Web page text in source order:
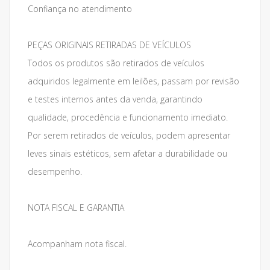
Confiança no atendimento
PEÇAS ORIGINAIS RETIRADAS DE VEÍCULOS
Todos os produtos são retirados de veículos
adquiridos legalmente em leilões, passam por revisão
e testes internos antes da venda, garantindo
qualidade, procedência e funcionamento imediato.
Por serem retirados de veículos, podem apresentar
leves sinais estéticos, sem afetar a durabilidade ou
desempenho.
NOTA FISCAL E GARANTIA
Acompanham nota fiscal.